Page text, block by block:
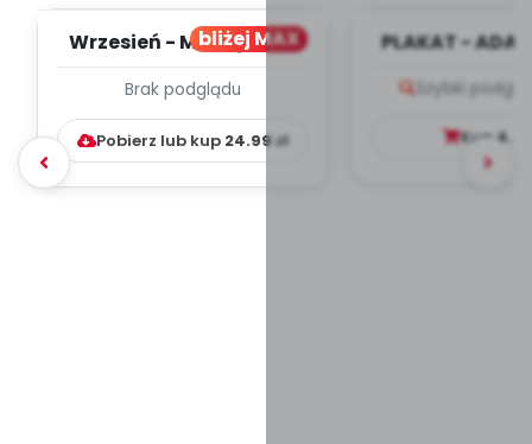
bliżej MAX
Wrzesień - MIESIĘCZNY
WYCHOWAWCZO –
DYDAKTYC...
Brak podglądu
Pobierz lub kup 24.99zł
PLAKAT -
Szybki
Kup